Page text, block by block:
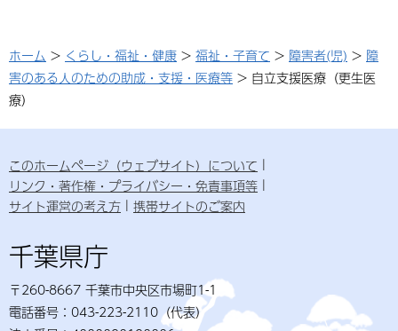
ホーム > くらし・福祉・健康 > 福祉・子育て > 障害者(児) > 障
害のある人のための助成・支援・医療等 > 自立支援医療（更生医
療）
このホームページ（ウェブサイト）について
リンク・著作権・プライバシー・免責事項等
サイト運営の考え方
携帯サイトのご案内
千葉県庁
〒260-8667 千葉市中央区市場町1-1
電話番号：043-223-2110（代表）